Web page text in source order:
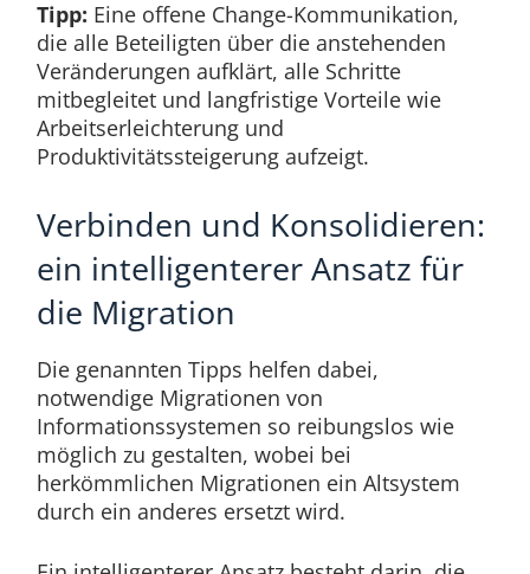
Tipp: Eine offene Change-Kommunikation,
die alle Beteiligten über die anstehenden
Veränderungen aufklärt, alle Schritte
mitbegleitet und langfristige Vorteile wie
Arbeitserleichterung und
Produktivitätssteigerung aufzeigt.
Verbinden und Konsolidieren:
ein intelligenterer Ansatz für
die Migration
Die genannten Tipps helfen dabei,
notwendige Migrationen von
Informationssystemen so reibungslos wie
möglich zu gestalten, wobei bei
herkömmlichen Migrationen ein Altsystem
durch ein anderes ersetzt wird.